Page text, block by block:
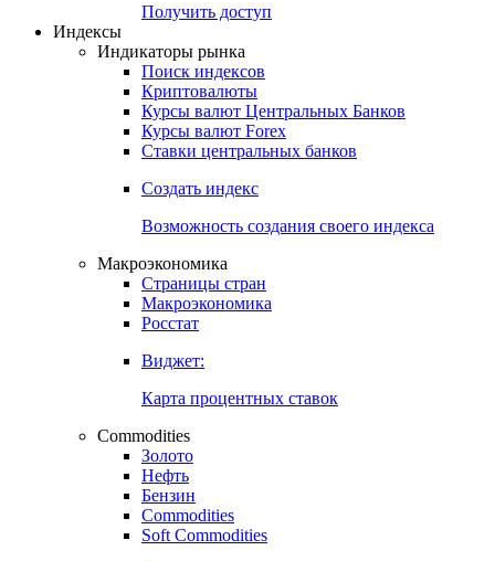
Получить доступ
Индексы
Индикаторы рынка
Поиск индексов
Криптовалюты
Курсы валют Центральных Банков
Курсы валют Forex
Ставки центральных банков
Создать индекс
Возможность создания своего индекса
Макроэкономика
Страницы стран
Макроэкономика
Росстат
Виджет:
Карта процентных ставок
Commodities
Золото
Нефть
Бензин
Commodities
Soft Commodities